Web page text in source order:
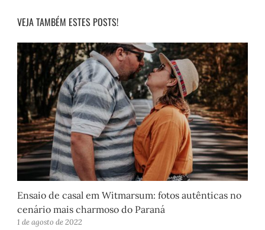
VEJA TAMBÉM ESTES POSTS!
Ensaio de casal em Witmarsum: fotos autênticas no
cenário mais charmoso do Paraná
1 de agosto de 2022